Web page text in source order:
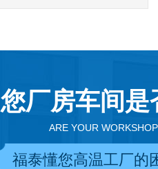
您厂房车间
ARE YOUR
福泰懂您高温工厂的